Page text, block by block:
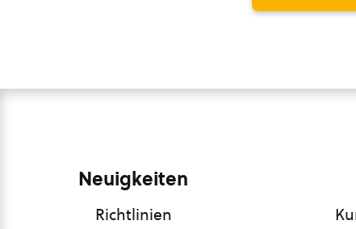
Neuigkeiten
Richtlinien